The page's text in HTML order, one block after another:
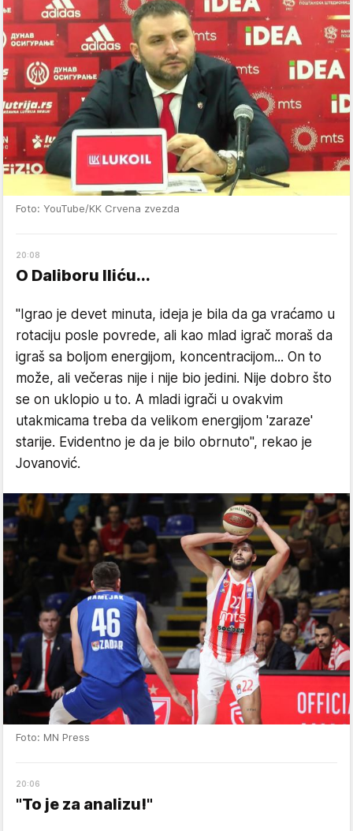
Foto: YouTube/KK Crvena zvezda
20:08
O Daliboru Iliću...
"Igrao je devet minuta, ideja je bila da ga vraćamo u
rotaciju posle povrede, ali kao mlad igrač moraš da
igraš sa boljom energijom, koncentracijom... On to
može, ali večeras nije i nije bio jedini. Nije dobro što
se on uklopio u to. A mladi igrači u ovakvim
utakmicama treba da velikom energijom 'zaraze'
starije. Evidentno je da je bilo obrnuto", rekao je
Jovanović.
Foto: MN Press
20:06
"To je za analizu!"